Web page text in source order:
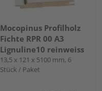
Mocopinus Profilholz
Fichte RPR 00 A3
Lignuline10 reinweiss
13,5 x 121 x 5100 mm, 6
Stück / Paket